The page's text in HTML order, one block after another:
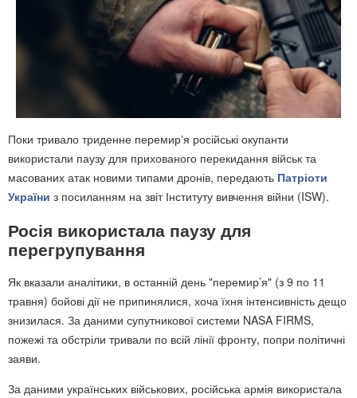
Поки тривало триденне перемирʼя російські окупанти
використали паузу для прихованого перекидання військ та
масованих атак новими типами дронів, передають Патріоти
України з посиланням на звіт Інституту вивчення війни (ISW).
Росія використала паузу для
перегрупування
Як вказали аналітики, в останній день "перемир’я" (з 9 по 11
травня) бойові дії не припинялися, хоча їхня інтенсивність дещо
знизилася. За даними супутникової системи NASA FIRMS,
пожежі та обстріли тривали по всій лінії фронту, попри політичні
заяви.
За даними українських військових, російська армія використала